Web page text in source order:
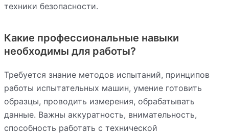
техники безопасности.
Какие профессиональные навыки
необходимы для работы?
Требуется знание методов испытаний, принципов
работы испытательных машин, умение готовить
образцы, проводить измерения, обрабатывать
данные. Важны аккуратность, внимательность,
способность работать с технической